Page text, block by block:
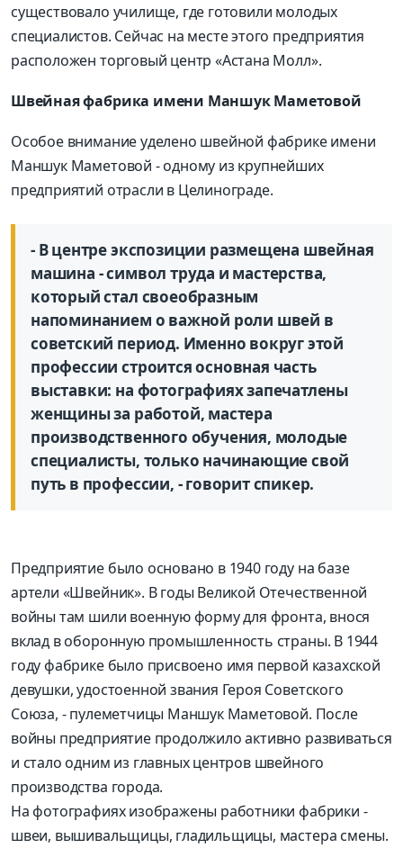
существовало училище, где готовили молодых
специалистов. Сейчас на месте этого предприятия
расположен торговый центр «Астана Молл».
Швейная фабрика имени Маншук Маметовой
Особое внимание уделено швейной фабрике имени
Маншук Маметовой - одному из крупнейших
предприятий отрасли в Целинограде.
- В центре экспозиции размещена швейная
машина - символ труда и мастерства,
который стал своеобразным
напоминанием о важной роли швей в
советский период. Именно вокруг этой
профессии строится основная часть
выставки: на фотографиях запечатлены
женщины за работой, мастера
производственного обучения, молодые
специалисты, только начинающие свой
путь в профессии, - говорит спикер.
Предприятие было основано в 1940 году на базе
артели «Швейник». В годы Великой Оте­чественной
войны там шили военную форму для фронта, внося
вклад в оборонную промышленность страны. В 1944
году фабрике было присвоено имя первой казахской
девушки, удостоенной звания Героя Советского
Союза, - пулеметчицы Маншук Маметовой. После
войны предприятие продолжило активно развиваться
и стало одним из главных центров швейного
производства города.
На фотографиях изображены работники фабрики -
швеи, вышивальщицы, гладильщицы, мастера смены.